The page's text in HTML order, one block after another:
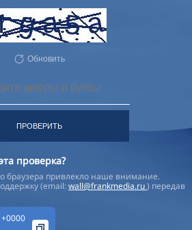
Обновить
ПРОВЕРИТЬ
проверка?
браузера привлекло наше внимание.
(email:wall@frankmedia.ru) передав